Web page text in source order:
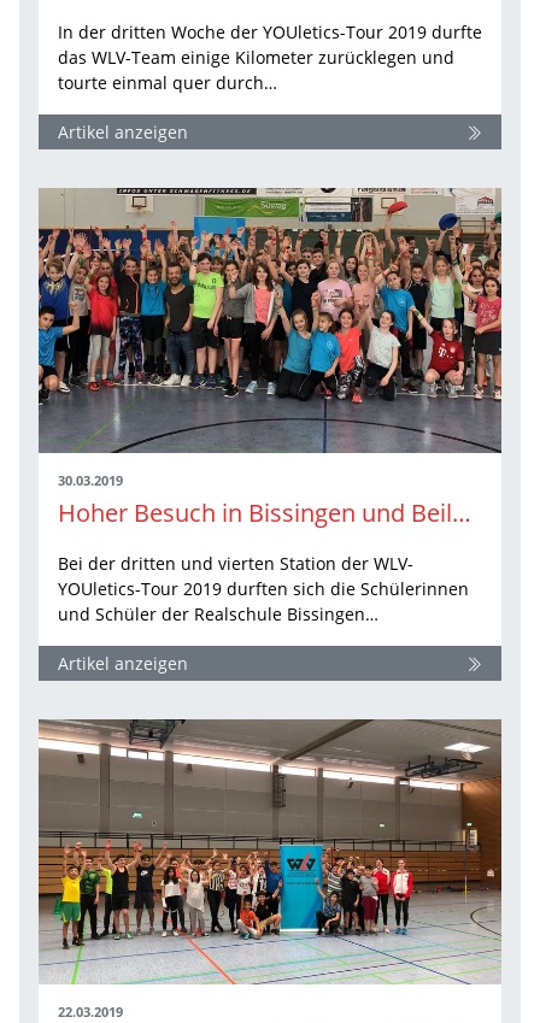
In der dritten Woche der YOUletics-Tour 2019 durfte
das WLV-Team einige Kilometer zurücklegen und
tourte einmal quer durch…
Artikel anzeigen
30.03.2019
Hoher Besuch in Bissingen und Beilstein
Bei der dritten und vierten Station der WLV-
YOUletics-Tour 2019 durften sich die Schülerinnen
und Schüler der Realschule Bissingen…
Artikel anzeigen
22.03.2019